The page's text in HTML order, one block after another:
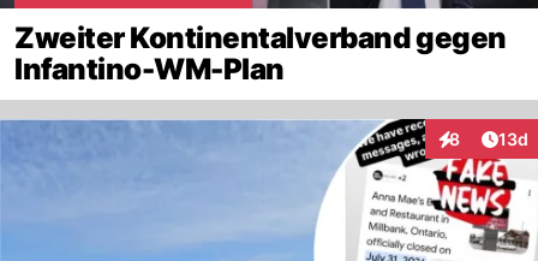
Zweiter Kontinentalverband gegen
Infantino-WM-Plan
8
Interaktionen
13d